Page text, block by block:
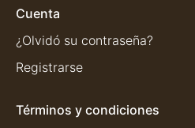
Cuenta
¿Olvidó su contraseña?
Registrarse
Términos y condiciones